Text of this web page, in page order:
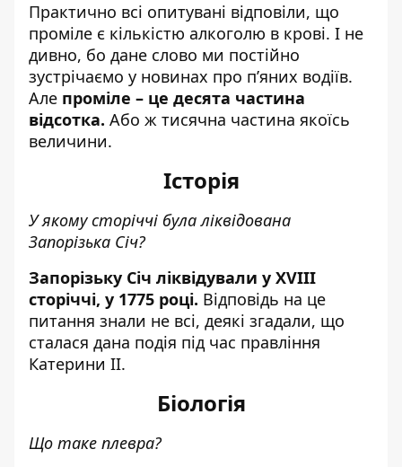
Практично всі опитувані відповіли, що
проміле є кількістю алкоголю в крові. І не
дивно, бо дане слово ми постійно
зустрічаємо у новинах про п’яних водіїв.
Але проміле – це десята частина
відсотка. Або ж тисячна частина якоїсь
величини.
Історія
У якому сторіччі була ліквідована
Запорізька Січ?
Запорізьку Січ ліквідували у XVIII
сторіччі, у 1775 році. Відповідь на це
питання знали не всі, деякі згадали, що
сталася дана подія під час правління
Катерини II.
Біологія
Що таке плевра?